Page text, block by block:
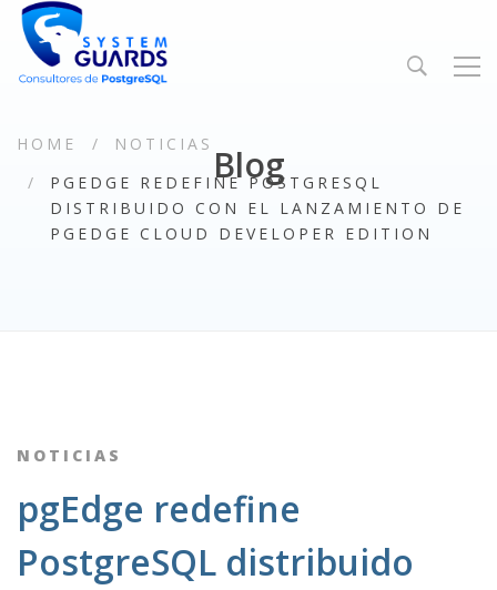
Blog
HOME
NOTICIAS
PGEDGE REDEFINE POSTGRESQL
DISTRIBUIDO CON EL LANZAMIENTO DE
PGEDGE CLOUD DEVELOPER EDITION
NOTICIAS
pgEdge redefine
PostgreSQL distribuido